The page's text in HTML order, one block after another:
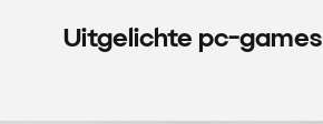
Uitgelichte pc-games